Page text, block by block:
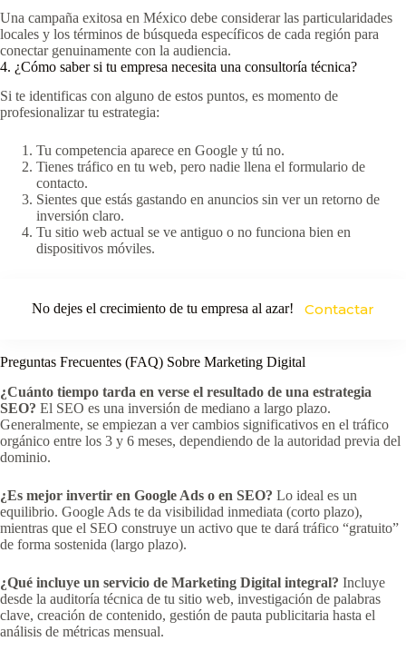
Una campaña exitosa en México debe considerar las particularidades
locales y los términos de búsqueda específicos de cada región para
conectar genuinamente con la audiencia.
4. ¿Cómo saber si tu empresa necesita una consultoría técnica?
Si te identificas con alguno de estos puntos, es momento de
profesionalizar tu estrategia:
Tu competencia aparece en Google y tú no.
Tienes tráfico en tu web, pero nadie llena el formulario de
contacto.
Sientes que estás gastando en anuncios sin ver un retorno de
inversión claro.
Tu sitio web actual se ve antiguo o no funciona bien en
dispositivos móviles.
No dejes el crecimiento de tu empresa al azar! Contactar
Preguntas Frecuentes (FAQ) Sobre Marketing Digital
¿Cuánto tiempo tarda en verse el resultado de una estrategia
SEO? El SEO es una inversión de mediano a largo plazo.
Generalmente, se empiezan a ver cambios significativos en el tráfico
orgánico entre los 3 y 6 meses, dependiendo de la autoridad previa del
dominio.
¿Es mejor invertir en Google Ads o en SEO? Lo ideal es un
equilibrio. Google Ads te da visibilidad inmediata (corto plazo),
mientras que el SEO construye un activo que te dará tráfico “gratuito”
de forma sostenida (largo plazo).
¿Qué incluye un servicio de Marketing Digital integral? Incluye
desde la auditoría técnica de tu sitio web, investigación de palabras
clave, creación de contenido, gestión de pauta publicitaria hasta el
análisis de métricas mensual.